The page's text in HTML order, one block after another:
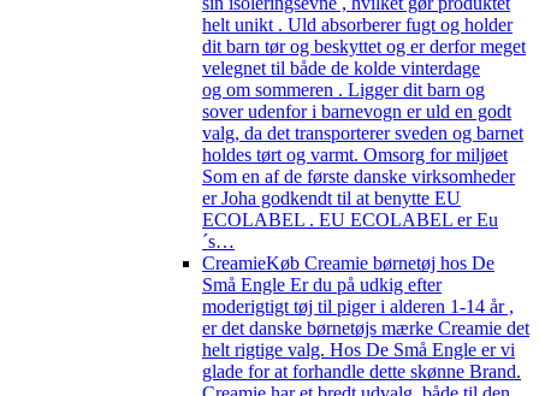
helt unikt . Uld absorberer fugt og holder
dit barn tør og beskyttet og er derfor meget
velegnet til både de kolde vinterdage
og om sommeren . Ligger dit barn og
sover udenfor i barnevogn er uld en godt
valg, da det transporterer sveden og barnet
holdes tørt og varmt. Omsorg for miljøet
Som en af de første danske virksomheder
er Joha godkendt til at benytte EU
ECOLABEL . EU ECOLABEL er Eu
´s…
CreamieKøb Creamie børnetøj hos De
Små Engle Er du på udkig efter
moderigtigt tøj til piger i alderen 1-14 år ,
er det danske børnetøjs mærke Creamie det
helt rigtige valg. Hos De Små Engle er vi
glade for at forhandle dette skønne Brand.